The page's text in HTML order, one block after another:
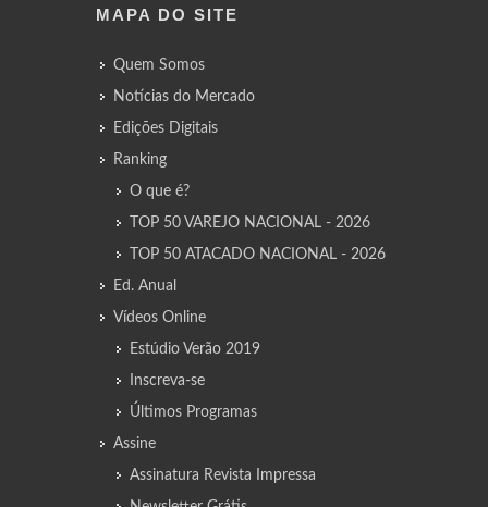
MAPA DO SITE
Quem Somos
Notícias do Mercado
Edições Digitais
Ranking
O que é?
TOP 50 VAREJO NACIONAL - 2026
TOP 50 ATACADO NACIONAL - 2026
Ed. Anual
Vídeos Online
Estúdio Verão 2019
Inscreva-se
Últimos Programas
Assine
Assinatura Revista Impressa